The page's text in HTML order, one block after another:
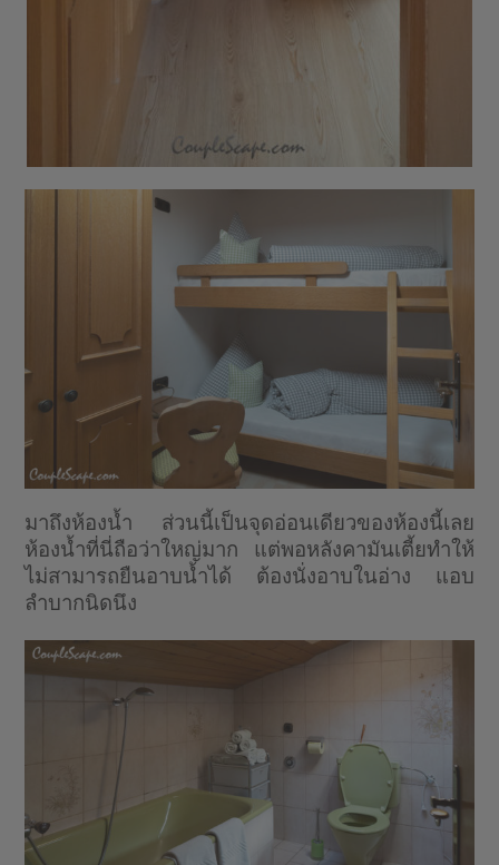
มาถึงห้องน้ำ ส่วนนี้เป็นจุดอ่อนเดียวของห้องนี้เลย
ห้องน้ำที่นี่ถือว่าใหญ่มาก แต่พอหลังคามันเตี้ยทำให้
ไม่สามารถยืนอาบน้ำได้ ต้องนั่งอาบในอ่าง แอบ
ลำบากนิดนึง